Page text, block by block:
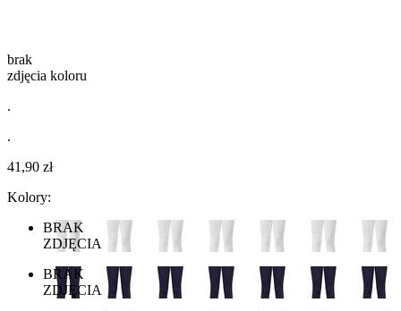
brak
zdjęcia koloru
.
.
41,90 zł
Kolory:
BRAK
ZDJĘCIA
BRAK
ZDJĘCIA